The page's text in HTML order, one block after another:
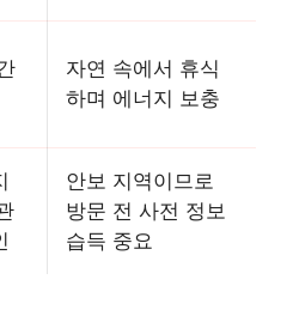
자연 속에서 휴식
하며 에너지 보충
안보 지역이므로
방문 전 사전 정보
습득 중요